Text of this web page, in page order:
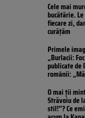
Cele mai
bucătărie.
fiecare zi,
curățăm
Primele
„Burlacii:
publicate de
românii:
O mai ții
Străvoiu de
stil!”? Ce